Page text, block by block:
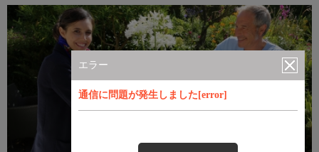
エラー
通信に問題が発生しました[error]